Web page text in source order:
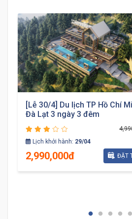
[Lễ 30/4] Du lịch TP Hồ Chí
Đà Lạt 3 ngày 3 đêm
Lịch khởi hành: 29/04
2,990,000đ ĐẶT